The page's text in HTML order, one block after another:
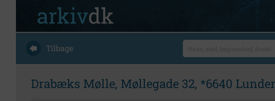
Tilbage
Drabæks Mølle, Møllegade 32, *6640